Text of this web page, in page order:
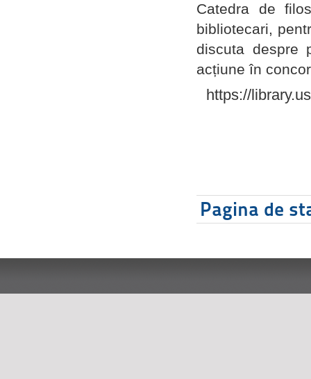
Catedra de
bibliotecari,
discuta despre
acțiune în
https://
Pagina de